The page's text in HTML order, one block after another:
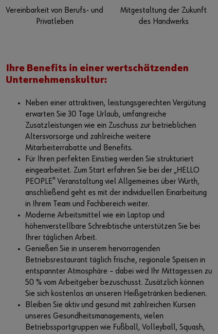
Vereinbarkeit von Berufs- und
Privatleben
Mitgestaltung der Zukunft
des Handwerks
Ihre Benefits in einer wertschätzenden
Unternehmenskultur:
Neben einer attraktiven, leistungsgerechten Vergütung
erwarten Sie 30 Tage Urlaub, umfangreiche
Zusatzleistungen wie ein Zuschuss zur betrieblichen
Altersvorsorge und zahlreiche weitere
Mitarbeiterrabatte und Benefits.
Für Ihren perfekten Einstieg werden Sie strukturiert
eingearbeitet. Zum Start erfahren Sie bei der „HELLO
PEOPLE" Veranstaltung viel Allgemeines über Würth,
anschließend geht es mit der individuellen Einarbeitung
in Ihrem Team und Fachbereich weiter.
Moderne Arbeitsmittel wie ein Laptop und
höhenverstellbare Schreibtische unterstützen Sie bei
Ihrer täglichen Arbeit.
Genießen Sie in unserem hervorragenden
Betriebsrestaurant täglich frische, regionale Speisen in
entspannter Atmosphäre – dabei wird Ihr Mittagessen zu
50 % vom Arbeitgeber bezuschusst. Zusätzlich können
Sie sich kostenlos an unseren Heißgetränken bedienen.
Bleiben Sie aktiv und gesund mit zahlreichen Kursen
unseres Gesundheitsmanagements, vielen
Betriebssportgruppen wie Fußball, Volleyball, Squash,